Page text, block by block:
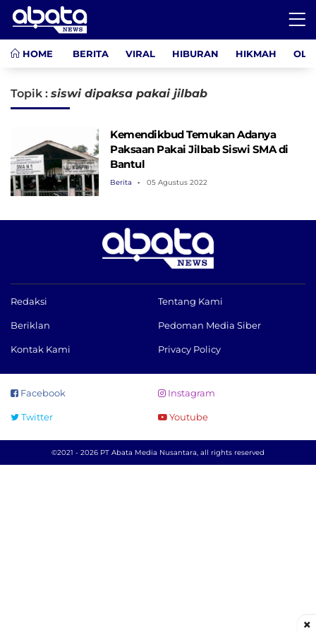
HOME BERITA VIRAL HIBURAN HIKMAH
Topik : siswi dipaksa pakai jilbab
Kemendikbud Temukan Adanya
Paksaan Pakai Jilbab Siswi SMA di
Bantul
Berita 05 Agustus 2022
Redaksi Tentang Kami
Beriklan Pedoman Media Siber
Kontak Kami Privacy Policy
Facebook Instagram
Twitter Youtube
©2021 - 2026 PT Abata Media Nusantara, all rights reserved
×